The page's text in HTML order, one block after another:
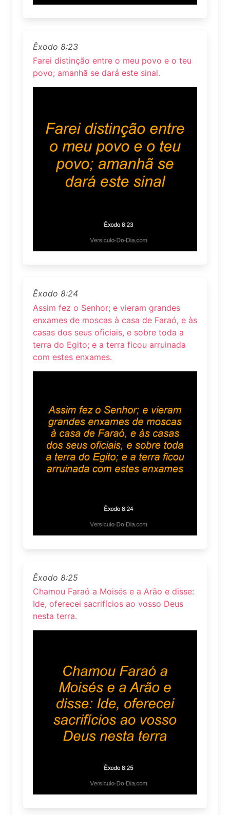
Êxodo 8:23
Farei distinção entre o meu povo e o teu
povo; amanhã se dará este sinal.
Êxodo 8:24
Assim fez o Senhor; e vieram grandes
enxames de moscas à casa de Faraó, e às
casas dos seus oficiais, e sobre toda a
terra do Egito; e a terra ficou arruinada
com estes enxames.
Êxodo 8:25
Chamou Faraó a Moisés e a Arão e disse:
Ide, oferecei sacrifícios ao vosso Deus
nesta terra.